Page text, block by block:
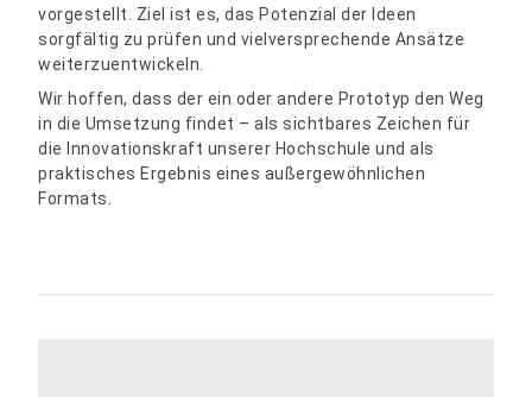
vorgestellt. Ziel ist es, das Potenzial der Ideen
sorgfältig zu prüfen und vielversprechende Ansätze
weiterzuentwickeln.
Wir hoffen, dass der ein oder andere Prototyp den Weg
in die Umsetzung findet – als sichtbares Zeichen für
die Innovationskraft unserer Hochschule und als
praktisches Ergebnis eines außergewöhnlichen
Formats.